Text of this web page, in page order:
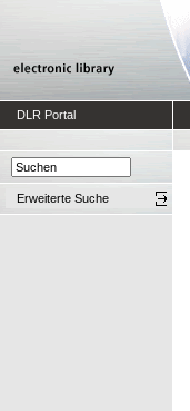
DLR Portal
Erweiterte Suche